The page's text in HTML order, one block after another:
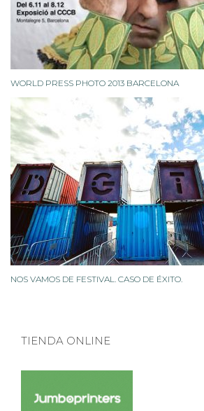
WORLD PRESS PHOTO 2013 BARCELONA
NOS VAMOS DE FESTIVAL. CASO DE ÉXITO.
TIENDA ONLINE